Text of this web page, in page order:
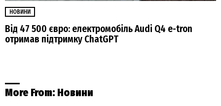
НОВИНИ
Від 47 500 євро: електромобіль Audi Q4 e-tron
отримав підтримку ChatGPT
More From: Новини